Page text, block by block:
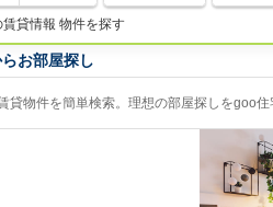
貸情報 物件を探す
お部屋探し
物件を簡単検索。理想の部屋探しをgoo住